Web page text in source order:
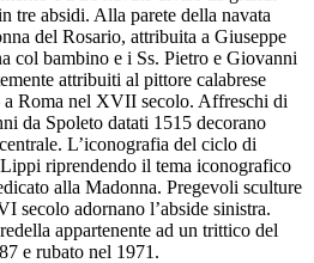
tre absidi. Alla parete della navata
del Rosario, attribuita a Giuseppe
col bambino e i Ss. Pietro e Giovanni
attribuiti al pittore calabrese
a Roma nel XVII secolo. Affreschi di
da Spoleto datati 1515 decorano
L’iconografia del ciclo di
riprendendo il tema iconografico
alla Madonna. Pregevoli sculture
secolo adornano l’abside sinistra.
appartenente ad un trittico del
e rubato nel 1971.